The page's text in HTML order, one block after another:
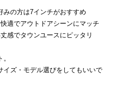
みの方は7インチがおすすめ
適でアウトドアシーンにマッチ
感でタウンユースにピッタリ
イズ・モデル選びをしてもいいで